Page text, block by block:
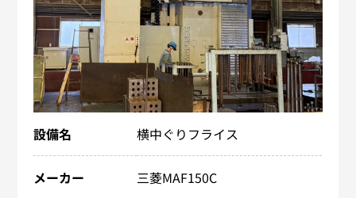
設備名 横中ぐりフライス
メーカー 三菱MAF150C